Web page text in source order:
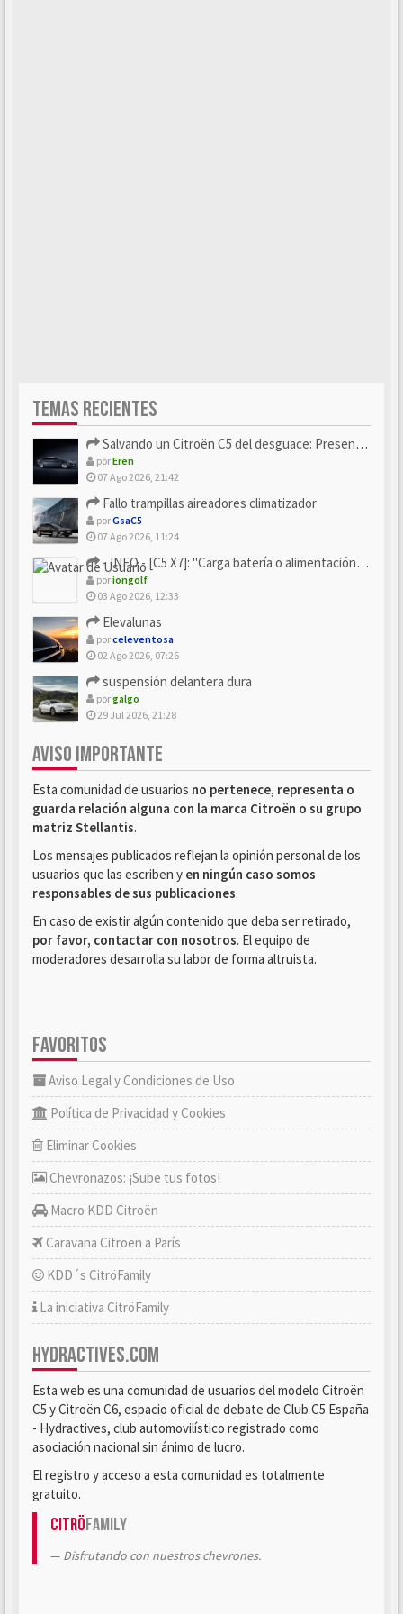
TEMAS RECIENTES
Salvando un Citroën C5 del desguace: Presentación y seguimiento
porEren
07 Ago 2026, 21:42
Fallo trampillas aireadores climatizador
porGsaC5
07 Ago 2026, 11:24
- INFO - [C5 X7]: "Carga batería o alimentación eléctri...
poriongolf
03 Ago 2026, 12:33
Elevalunas
porceleventosa
02 Ago 2026, 07:26
suspensión delantera dura
porgalgo
29 Jul 2026, 21:28
AVISO IMPORTANTE
Esta comunidad de usuarios no pertenece, representa o
guarda relación alguna con la marca Citroën o su grupo
matriz Stellantis.
Los mensajes publicados reflejan la opinión personal de los
usuarios que las escriben y en ningún caso somos
responsables de sus publicaciones.
En caso de existir algún contenido que deba ser retirado,
por favor, contactar con nosotros. El equipo de
moderadores desarrolla su labor de forma altruista.
FAVORITOS
Aviso Legal y Condiciones de Uso
Política de Privacidad y Cookies
Eliminar Cookies
Chevronazos: ¡Sube tus fotos!
Macro KDD Citroën
Caravana Citroën a París
KDD´s CitröFamily
La iniciativa CitröFamily
HYDRACTIVES.COM
Esta web es una comunidad de usuarios del modelo Citroën
C5 y Citroën C6, espacio oficial de debate de Club C5 España
- Hydractives, club automovilístico registrado como
asociación nacional sin ánimo de lucro.
El registro y acceso a esta comunidad es totalmente
gratuito.
CitröFamily
Disfrutando con nuestros chevrones.